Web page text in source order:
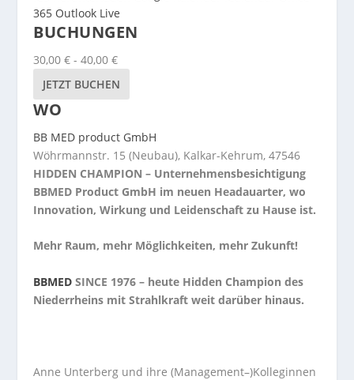
365 Outlook Live
BUCHUNGEN
30,00 € - 40,00 €
JETZT BUCHEN
WO
BB MED product GmbH
Wöhrmannstr. 15 (Neubau), Kalkar-Kehrum, 47546
HIDDEN CHAMPION – Unternehmensbesichtigung
BBMED Product GmbH im neuen Headauarter, wo
Innovation, Wirkung und Leidenschaft zu Hause ist.
Mehr Raum, mehr Möglichkeiten, mehr Zukunft!
BBMED SINCE 1976 – heute Hidden Champion des
Niederrheins mit Strahlkraft weit darüber hinaus.
Anne Unterberg und ihre (Management–)Kolleginnen